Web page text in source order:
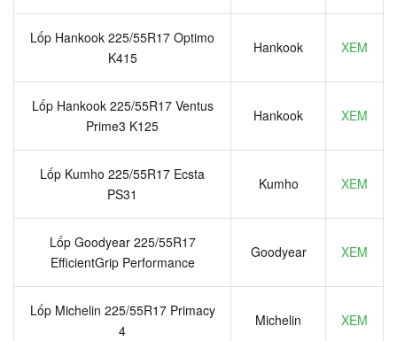
Lốp Hankook 225/55R17 Optimo
K415
Hankook XEM
Lốp Hankook 225/55R17 Ventus
Prime3 K125
Hankook XEM
Lốp Kumho 225/55R17 Ecsta
PS31
Kumho XEM
Lốp Goodyear 225/55R17
EfficientGrip Performance
Goodyear XEM
Lốp Michelin 225/55R17 Primacy
4
Michelin XEM